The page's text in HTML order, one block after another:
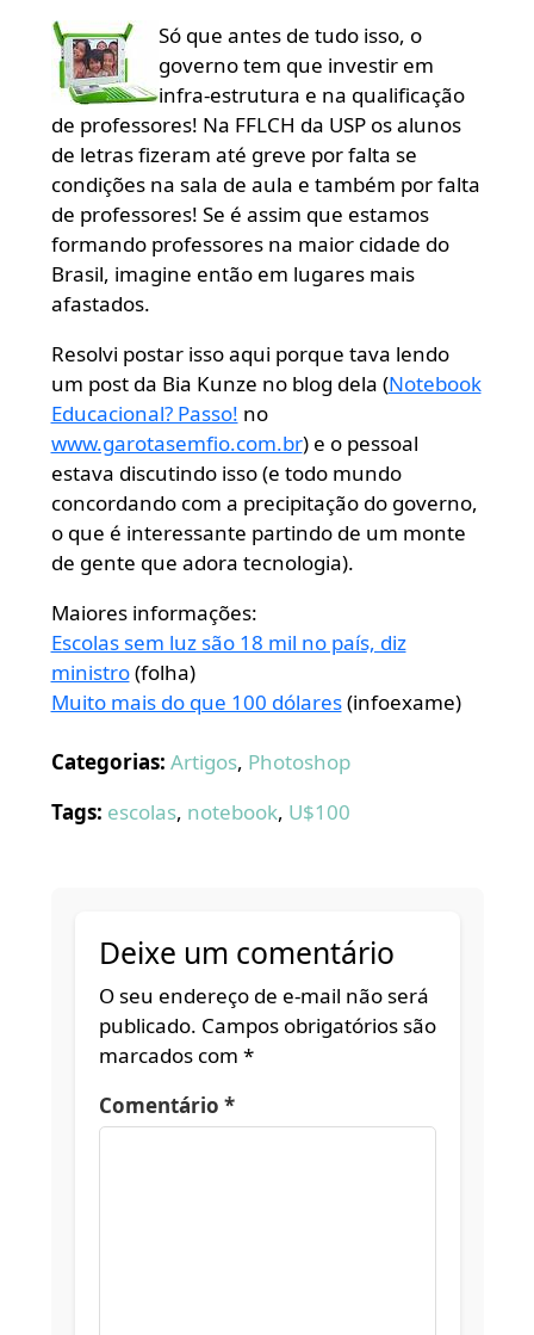
Só que antes de tudo isso, o
governo tem que investir em
infra-estrutura e na qualificação
de professores! Na FFLCH da USP os alunos
de letras fizeram até greve por falta se
condições na sala de aula e também por falta
de professores! Se é assim que estamos
formando professores na maior cidade do
Brasil, imagine então em lugares mais
afastados.
Resolvi postar isso aqui porque tava lendo
um post da Bia Kunze no blog dela (Notebook
Educacional? Passo! no
www.garotasemfio.com.br) e o pessoal
estava discutindo isso (e todo mundo
concordando com a precipitação do governo,
o que é interessante partindo de um monte
de gente que adora tecnologia).
Maiores informações:
Escolas sem luz são 18 mil no país, diz
ministro(folha)
Muito mais do que 100 dólares(infoexame)
Categorias: Artigos, Photoshop
Tags: escolas, notebook, U$100
Deixe um comentário
O seu endereço de e-mail não será
publicado. Campos obrigatórios são
marcados com *
Comentário *